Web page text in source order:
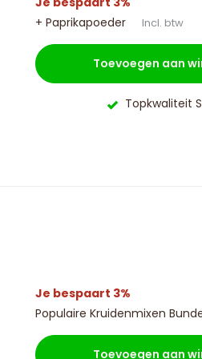
+ Paprikapoeder Incl. btw
Toevoegen aan
Topkwaliteit
Je bespaart 3%
Populaire Kruidenmixen
Toevoegen aan